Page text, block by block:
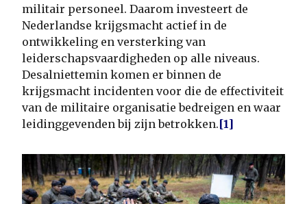
militair personeel. Daarom investeert de
Nederlandse krijgsmacht actief in de
ontwikkeling en versterking van
leiderschapsvaardigheden op alle niveaus.
Desalniettemin komen er binnen de
krijgsmacht incidenten voor die de effectiviteit
van de militaire organisatie bedreigen en waar
leidinggevenden bij zijn betrokken.[1]